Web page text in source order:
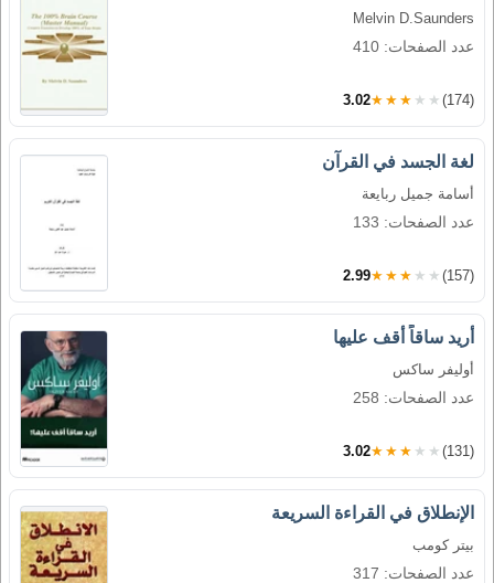
Melvin D.Saunders
عدد الصفحات: 410
3.02★★★★★ (174)
لغة الجسد في القرآن
أسامة جميل ربايعة
عدد الصفحات: 133
2.99★★★★★ (157)
أريد ساقاً أقف عليها
أوليفر ساكس
عدد الصفحات: 258
3.02★★★★★ (131)
الإنطلاق في القراءة السريعة
بيتر كومب
عدد الصفحات: 317